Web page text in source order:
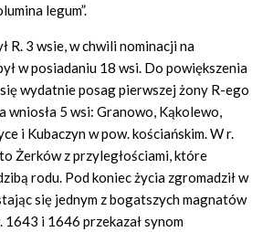
legum”.
R. 3 wsie, w chwili nominacji na
w posiadaniu 18 wsi. Do powiększenia
wydatnie posag pierwszej żony R-ego
wniosła 5 wsi: Granowo, Kąkolewo,
i Kubaczyn w pow. kościańskim. W r.
Żerków z przyległościami, które
rodu. Pod koniec życia zgromadził w
się jednym z bogatszych magnatów
1643 i 1646 przekazał synom